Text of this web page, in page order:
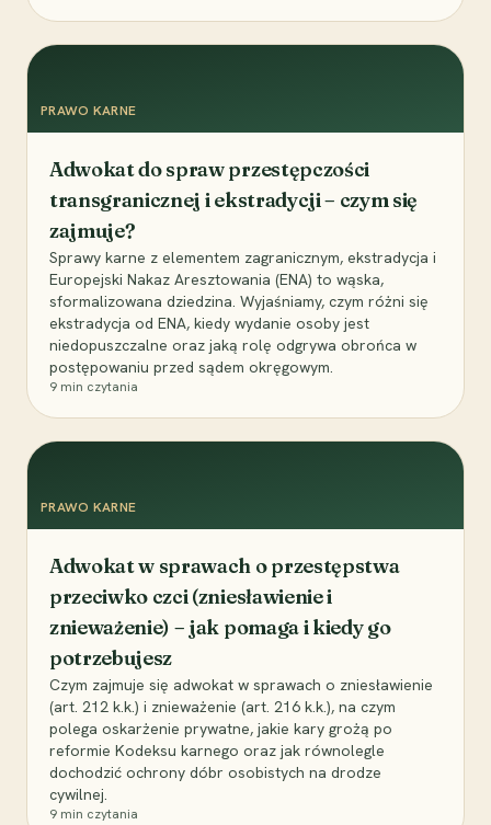
PRAWO KARNE
Adwokat do spraw przestępczości
transgranicznej i ekstradycji – czym się
zajmuje?
Sprawy karne z elementem zagranicznym, ekstradycja i
Europejski Nakaz Aresztowania (ENA) to wąska,
sformalizowana dziedzina. Wyjaśniamy, czym różni się
ekstradycja od ENA, kiedy wydanie osoby jest
niedopuszczalne oraz jaką rolę odgrywa obrońca w
postępowaniu przed sądem okręgowym.
9 min czytania
PRAWO KARNE
Adwokat w sprawach o przestępstwa
przeciwko czci (zniesławienie i
znieważenie) – jak pomaga i kiedy go
potrzebujesz
Czym zajmuje się adwokat w sprawach o zniesławienie
(art. 212 k.k.) i znieważenie (art. 216 k.k.), na czym
polega oskarżenie prywatne, jakie kary grożą po
reformie Kodeksu karnego oraz jak równolegle
dochodzić ochrony dóbr osobistych na drodze
cywilnej.
9 min czytania